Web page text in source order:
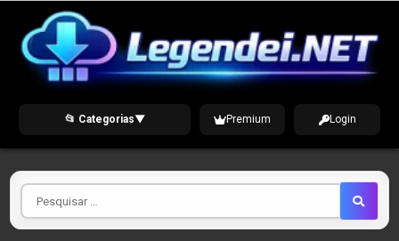
content
📂 Categorias▼ Premium Login
Pesquisar
por